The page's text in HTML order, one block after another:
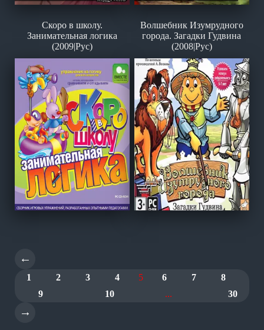
Скоро в школу.
Занимательная логика
(2009|Рус)
Волшебник Изумрудного
города. Загадки Гудвина
(2008|Рус)
←
1 2 3 4 5 6 7
8
9
10 ... 30
→